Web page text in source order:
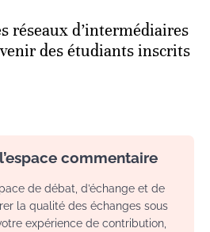
réseaux d’intermédiaires
des étudiants inscrits
commentaire
de débat, d’échange et de
la qualité des échanges sous
expérience de contribution,